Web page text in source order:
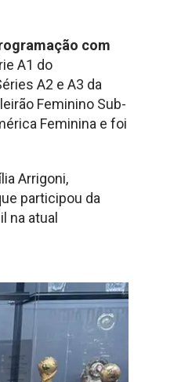
com
A1 do
A2 e A3 da
Feminino Sub-
Feminina e foi
Arrigoni,
participou da
na atual